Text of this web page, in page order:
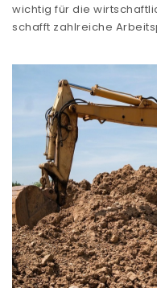
wichtig für die
schafft zahlreiche